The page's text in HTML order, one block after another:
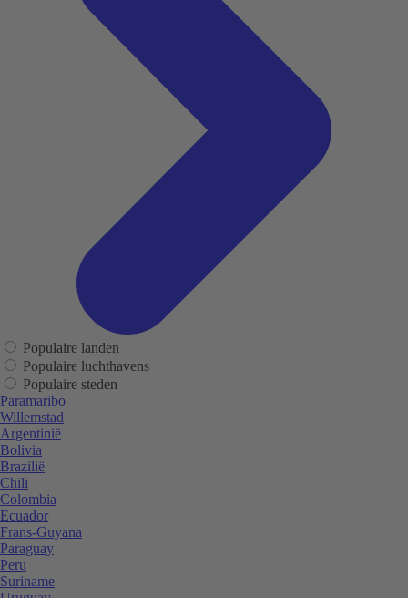
Populaire landen
Populaire luchthavens
Populaire steden
Paramaribo
Willemstad
Argentinië
Bolivia
Brazilië
Chili
Colombia
Ecuador
Frans-Guyana
Paraguay
Peru
Suriname